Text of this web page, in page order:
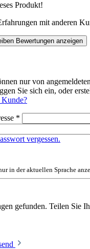
Produkt!
mit anderen
Bewertungen anzeigen
nur von
Sie sich ein, oder
*
vergessen.
in der aktuellen Sprache
gefunden. Teilen Sie